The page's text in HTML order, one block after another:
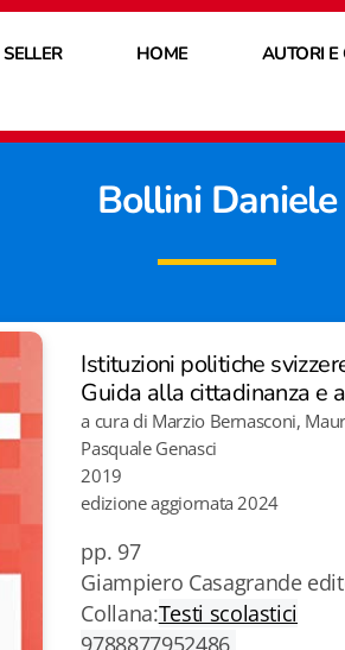
HOME AUTORI E
Bollini Daniele
Istituzioni politiche
Guida alla cittadinanza e
a cura di Marzio Bernasconi,
Pasquale Genasci
2019
edizione aggiornata 2024
pp. 97
Giampiero Casagrande
Collana:Testi scolastici
9788877952486